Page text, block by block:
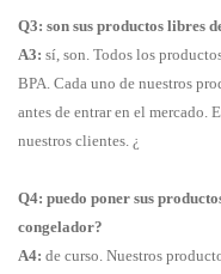
Q3: son sus productos libres
A3: sí, son. Todos los
BPA. Cada uno de nuestros
antes de entrar en el mercado.
nuestros clientes. ¿
Q4: puedo poner sus
congelador?
A4: de curso. Nuestros